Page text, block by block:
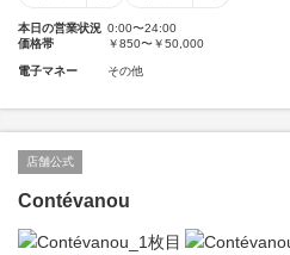
本日の営業状況 0:00〜24:00
価格帯
￥850〜￥50,000
電子マネー その他
店舗公式
Contévanou